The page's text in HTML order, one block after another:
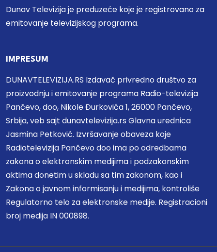
Dunav Televizija je preduzeće koje je registrovano za
emitovanje televizijskog programa.
IMPRESUM
DUNAVTELEVIZIJA.RS Izdavač privredno društvo za
proizvodnju i emitovanje programa Radio-televizija
Pančevo, doo, Nikole Đurkovića 1, 26000 Pančevo,
Srbija, veb sajt dunavtelevizija.rs Glavna urednica
Jasmina Petković. Izvršavanje obaveza koje
Radiotelevizija Pančevo doo ima po odredbama
zakona o elektronskim medijima i podzakonskim
aktima donetim u skladu sa tim zakonom, kao i
Zakona o javnom informisanju i medijima, kontroliše
Regulatorno telo za elektronske medije. Registracioni
broj medija IN 000898.